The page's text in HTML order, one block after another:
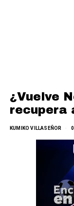
¿Vuelve
recupera
KUMIKO VILLASEÑOR